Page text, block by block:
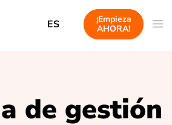
ES
¡Empieza
AHORA!
de gestión